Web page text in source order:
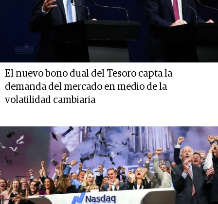
El nuevo bono dual del Tesoro capta la
demanda del mercado en medio de la
volatilidad cambiaria